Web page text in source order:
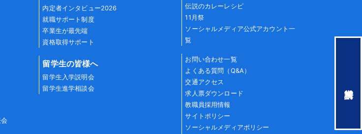
内定者インタビュー2026
就職サポート制度
卒業生が最先端
資格取得サポート
留学生の皆様へ
留学生入学説明会
留学生進学相談会
伝説のカレーレシピ
11月祭
ソーシャルメディア公式アカウント一
覧
お問い合わせ一覧
よくある質問（Q&A）
交通アクセス
求人票ダウンロード
教職員採用情報
サイトポリシー
ソーシャルメディアポリシー